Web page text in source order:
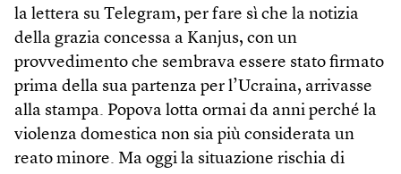
la lettera su Telegram, per fare sì che la notizia
della grazia concessa a Kanjus, con un
provvedimento che sembrava essere stato firmato
prima della sua partenza per l’Ucraina, arrivasse
alla stampa. Popova lotta ormai da anni perché la
violenza domestica non sia più considerata un
reato minore. Ma oggi la situazione rischia di